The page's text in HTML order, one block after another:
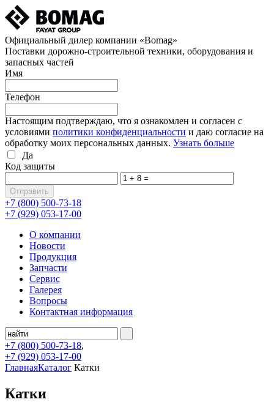
Официальный дилер компании «Bomag»
Поставки дорожно-строительной техники, оборудования и
запасных частей
Имя
Телефон
Настоящим подтверждаю, что я ознакомлен и согласен с
условиями политики конфиденциальности и даю согласие на
обработку моих персональных данных. Узнать больше
Да
Код защиты
+7 (800) 500-73-18
+7 (929) 053-17-00
О компании
Новости
Продукция
Запчасти
Сервис
Галерея
Вопросы
Контактная информация
+7 (800) 500-73-18,
+7 (929) 053-17-00
ГлавнаяКаталог Катки
Катки